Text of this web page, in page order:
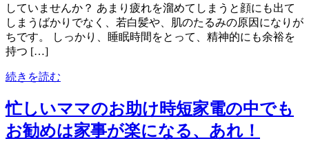
していませんか？ あまり疲れを溜めてしまうと顔にも出て
しまうばかりでなく、若白髪や、肌のたるみの原因になりが
ちです。 しっかり、睡眠時間をとって、精神的にも余裕を
持つ […]
続きを読む
忙しいママのお助け時短家電の中でも
お勧めは家事が楽になる、あれ！